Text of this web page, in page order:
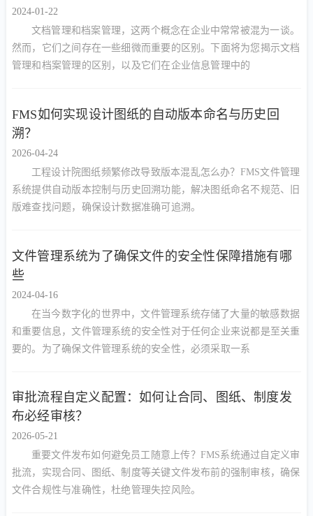
2024-01-22
文档管理和档案管理，这两个概念在企业中常常被混为一谈。
然而，它们之间存在一些细微而重要的区别。下面将为您揭示文档
管理和档案管理的区别，以及它们在企业信息管理中的
FMS如何实现设计图纸的自动版本命名与历史回
溯？
2026-04-24
工程设计院图纸频繁修改导致版本混乱怎么办？FMS文件管理
系统提供自动版本控制与历史回溯功能，解决图纸命名不规范、旧
版难查找问题，确保设计数据准确可追溯。
文件管理系统为了确保文件的安全性保障措施有哪
些
2024-04-16
在当今数字化的世界中，文件管理系统存储了大量的敏感数据
和重要信息，文件管理系统的安全性对于任何企业来说都是至关重
要的。为了确保文件管理系统的安全性，必须采取一系
审批流程自定义配置：如何让合同、图纸、制度发
布必经审核？
2026-05-21
重要文件发布如何避免员工随意上传？FMS系统通过自定义审
批流，实现合同、图纸、制度等关键文件发布前的强制审核，确保
文件合规性与准确性，杜绝管理失控风险。